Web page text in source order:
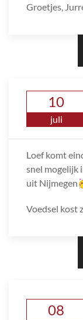
Groetjes,
10
juli
Loef komt
snel mogelijk
uit
Voedsel kost
08